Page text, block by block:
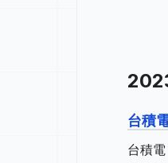
台積
台積